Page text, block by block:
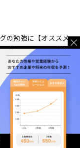
の勉強に【オススメ
選】をまとめてご紹
】SATORI株式会
ールスの仕組化・デ
ーケティング」